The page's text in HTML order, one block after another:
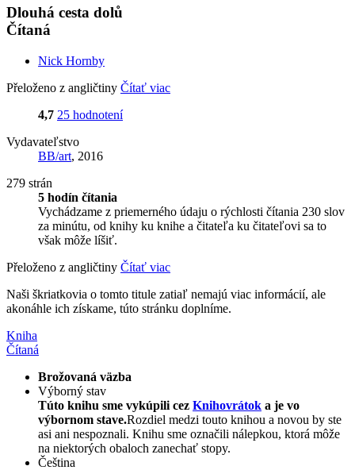
Dlouhá cesta dolů
Čítaná
Nick Hornby
Přeloženo z angličtiny Čítať viac
4,7 25 hodnotení
Vydavateľstvo
BB/art, 2016
279 strán
5 hodín čítania
Vychádzame z priemerného údaju o rýchlosti čítania 230 slov
za minútu, od knihy ku knihe a čitateľa ku čitateľovi sa to
však môže líšiť.
Přeloženo z angličtiny Čítať viac
Naši škriatkovia o tomto titule zatiaľ nemajú viac informácií, ale
akonáhle ich získame, túto stránku doplníme.
Kniha
Čítaná
Brožovaná väzba
Výborný stav
Túto knihu sme vykúpili cez Knihovrátok a je vo
výbornom stave.Rozdiel medzi touto knihou a novou by ste
asi ani nespoznali. Knihu sme označili nálepkou, ktorá môže
na niektorých obaloch zanechať stopy.
Čeština